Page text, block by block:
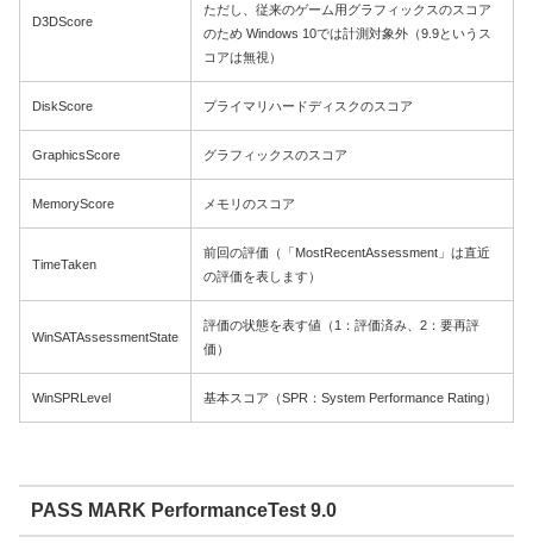
D3DScore
ただし、従来のゲーム用グラフィックスのスコア
のため Windows 10では計測対象外（9.9というス
コアは無視）
DiskScore プライマリハードディスクのスコア
GraphicsScore グラフィックスのスコア
MemoryScore メモリのスコア
TimeTaken
前回の評価（「MostRecentAssessment」は直近
の評価を表します）
WinSATAssessmentState
評価の状態を表す値（1：評価済み、2：要再評
価）
WinSPRLevel 基本スコア（SPR：System Performance Rating）
PASS MARK PerformanceTest 9.0